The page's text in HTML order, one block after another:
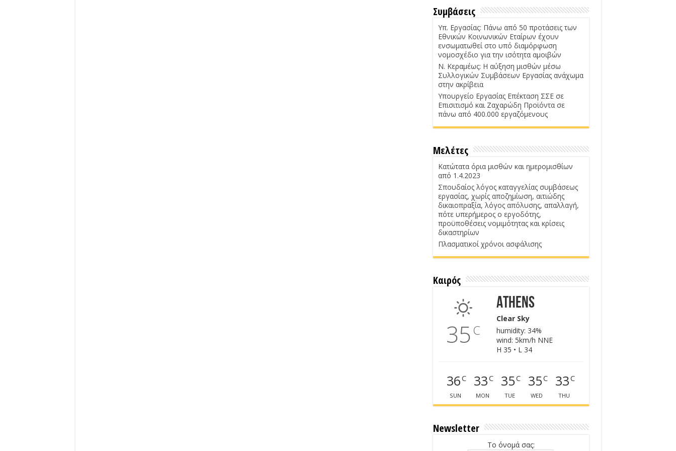
Συμβάσεις
Υπ. Εργασίας: Πάνω από 50 προτάσεις των
Εθνικών Κοινωνικών Εταίρων έχουν
ενσωματωθεί στο υπό διαμόρφωση
νομοσχέδιο για την ισότητα αμοιβών
Ν. Κεραμέως: Η αύξηση μισθών μέσω
Συλλογικών Συμβάσεων Εργασίας ανάχωμα
στην ακρίβεια
Υπουργείο Εργασίας Επέκταση ΣΣΕ σε
Επισιτισμό και Ζαχαρώδη Προϊόντα σε
πάνω από 400.000 εργαζόμενους
Μελέτες
Κατώτατα όρια μισθών και ημερομισθίων
από 1.4.2023
Σπουδαίος λόγος καταγγελίας συμβάσεως
εργασίας, χωρίς αποζημίωση, αιτιώδης
δικαιοπραξία, λόγος απόλυσης, απαλλαγή,
πότε υπερήμερος ο εργοδότης,
προϋποθέσεις νομιμότητας και κρίσεις
δικαστηρίων
Πλασματικοί χρόνοι ασφάλισης
Καιρός
35C
Athens
Clear Sky
humidity: 34%
wind: 5km/h NNE
H 35 • L 34
36C
SUN
33C
MON
35C
TUE
35C
WED
33C
THU
Newsletter
Το όνομά σας: